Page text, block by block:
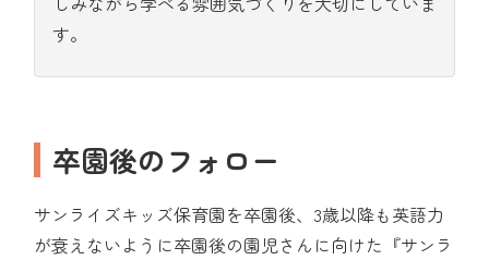
す。
卒園後のフォロー
サンライズキッズ保育園を卒園後、3歳以降も英語力
が衰えないように卒園後の園児さんに向けた『サンラ